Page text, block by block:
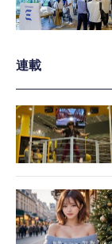
連載